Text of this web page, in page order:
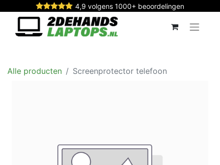
4,9 volgens 1000+ beoordelingen
Alle producten Screenprotector telefoon